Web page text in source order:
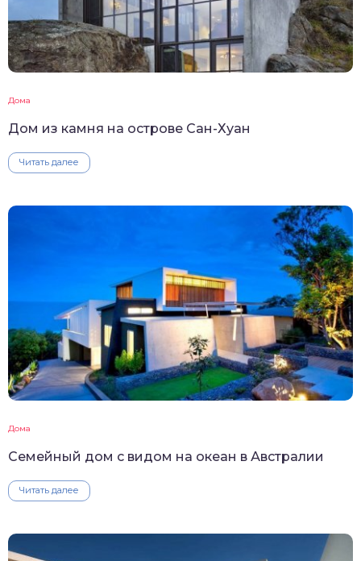
Дома
Дом из камня на острове Сан-Хуан
Читать далее
Дома
Семейный дом с видом на океан в Австралии
Читать далее